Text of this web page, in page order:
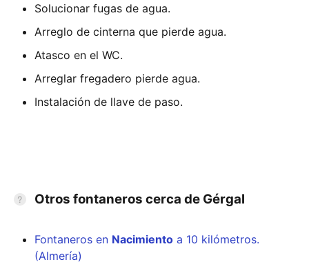
Solucionar fugas de agua.
Arreglo de cinterna que pierde agua.
Atasco en el WC.
Arreglar fregadero pierde agua.
Instalación de llave de paso.
Otros fontaneros cerca de Gérgal
Fontaneros en Nacimiento a 10 kilómetros.
(Almería)